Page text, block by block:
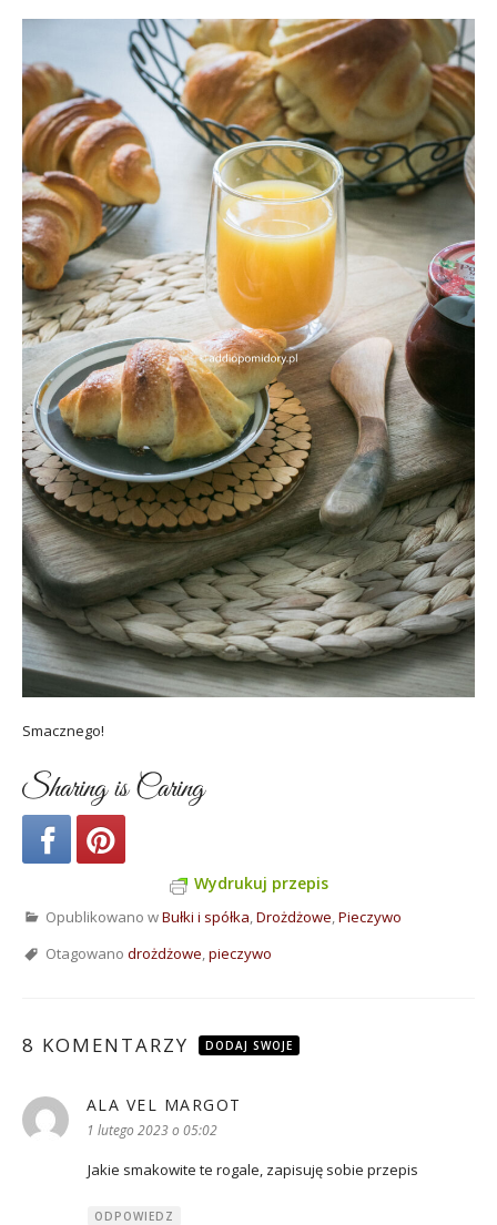
Smacznego!
Sharing is Caring
Wydrukuj przepis
Opublikowano wBułki i spółka,Drożdżowe,Pieczywo
Otagowano drożdżowe,pieczywo
8 KOMENTARZY DODAJ SWOJE
ALA VEL MARGOT
1 lutego 2023 o 05:02
Jakie smakowite te rogale, zapisuję sobie przepis
ODPOWIEDZ